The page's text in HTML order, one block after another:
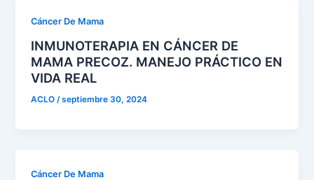
Cáncer De Mama
INMUNOTERAPIA EN CÁNCER DE
MAMA PRECOZ. MANEJO PRÁCTICO EN
VIDA REAL
ACLO/septiembre 30, 2024
Cáncer De Mama